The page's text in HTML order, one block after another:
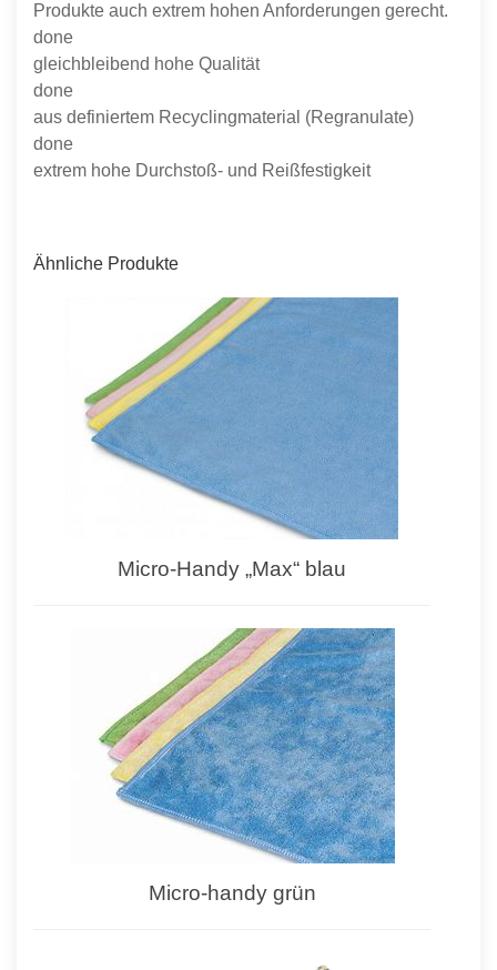
Produkte auch extrem hohen Anforderungen gerecht.
done
gleichbleibend hohe Qualität
done
aus definiertem Recyclingmaterial (Regranulate)
done
extrem hohe Durchstoß- und Reißfestigkeit
Ähnliche Produkte
Micro-Handy „Max“ blau
Micro-handy grün